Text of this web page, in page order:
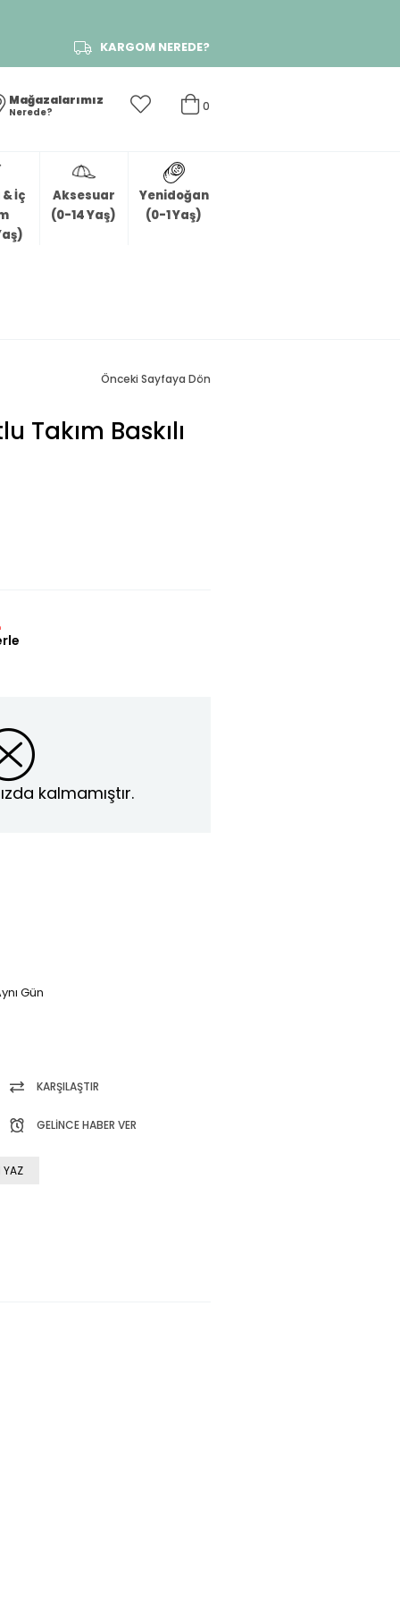
KARGOM NEREDE?
0
Mağazalarımız
Nerede?
İç
Aksesuar
(0-14 Yaş)
Yenidoğan
(0-1 Yaş)
Önceki Sayfaya Dön
Takım Baskılı
kalmamıştır.
Gün
KARŞILAŞTIR
GELINCE HABER VER
YAZ